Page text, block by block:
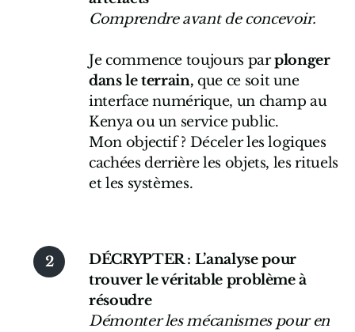
Comprendre avant de concevoir.
Je commence toujours parplonger
dans le terrain,que ce soit une
interface numérique, un champ au
Kenya ou un service public.
Mon objectif ? Déceler les logiques
cachées derrière les objets, les rituels
et les systèmes.
DÉCRYPTER : L’analyse pour
trouver le véritable problème à
résoudre
Démonter les mécanismes pour en